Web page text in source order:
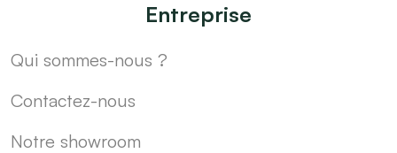
Entreprise
Qui sommes-nous ?
Contactez-nous
Notre showroom